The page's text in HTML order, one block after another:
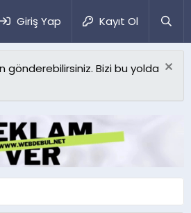
Giriş Yap Kayıt Ol
gönderebilirsiniz. Bizi bu yolda